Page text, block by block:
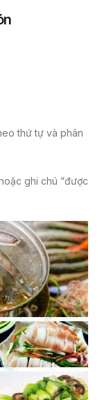
thứ tự và phân
ghi chú “được